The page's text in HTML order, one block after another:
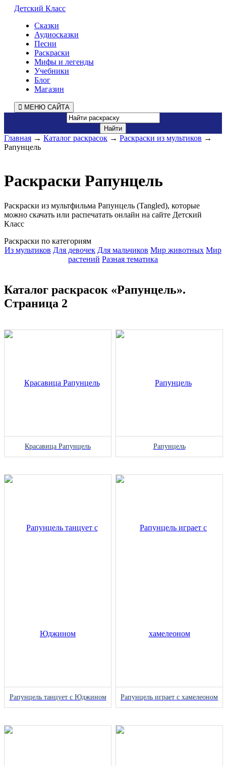
Детский Класс
Сказки
Аудиосказки
Песни
Раскраски
Мифы и легенды
Учебники
Блог
Магазин
МЕНЮ САЙТА
Главная → Каталог раскрасок → Раскраски из мультиков →
Рапунцель
Раскраски Рапунцель
Раскраски из мультфильма Рапунцель (Tangled), которые
можно скачать или распечатать онлайн на сайте Детский
Класс
Раскраски по категориям
Из мультиков Для девочек Для мальчиков Мир животных Мир
растений Разная тематика
Каталог раскрасок «Рапунцель».
Страница 2
Красавица Рапунцель Рапунцель
Рапунцель танцует с Юджином Рапунцель играет с хамелеоном